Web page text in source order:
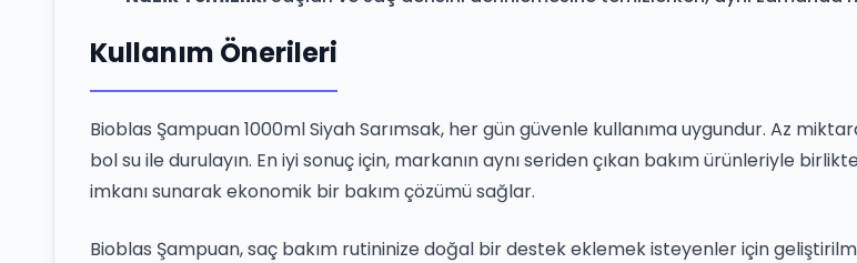
Kullanım Önerileri
Bioblas Şampuan 1000ml Siyah Sarımsak, her gün güvenle kullanıma uygundur. Az
bol su ile durulayın. En iyi sonuç için, markanın aynı seriden çıkan bakım ürünleriyle
imkanı sunarak ekonomik bir bakım çözümü sağlar.
Bioblas Şampuan, saç bakım rutininize doğal bir destek eklemek isteyenler için